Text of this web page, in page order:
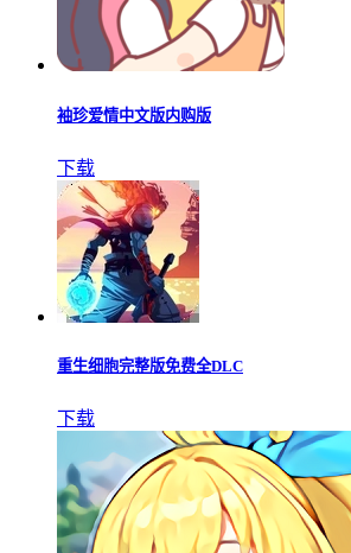
袖珍爱情中文版内购版
下载
重生细胞完整版免费全DLC
下载